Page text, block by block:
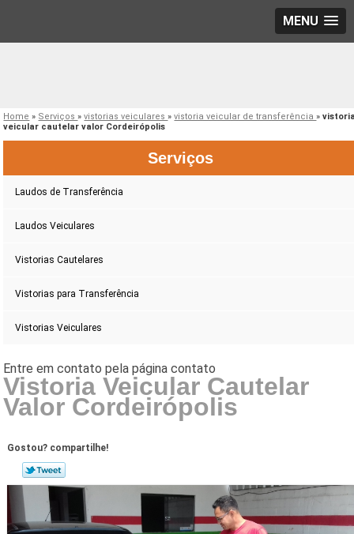
MENU
Home » Serviços»vistorias veiculares»vistoria veicular de transferência»
veicular cautelar valor Cordeirópolis
Serviços
Laudos de Transferência
Laudos Veiculares
Vistorias Cautelares
Vistorias para Transferência
Vistorias Veiculares
Vistoria Veicular Cautelar
Valor Cordeirópolis
Gostou? compartilhe!